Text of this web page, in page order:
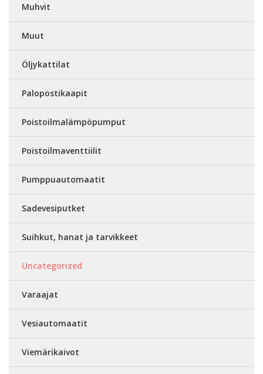
Muhvit
Muut
Öljykattilat
Palopostikaapit
Poistoilmalämpöpumput
Poistoilmaventtiilit
Pumppuautomaatit
Sadevesiputket
Suihkut, hanat ja tarvikkeet
Uncategorized
Varaajat
Vesiautomaatit
Viemärikaivot